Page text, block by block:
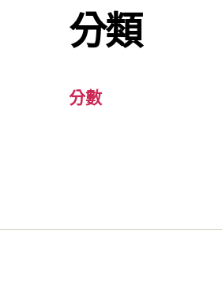
分類
分數